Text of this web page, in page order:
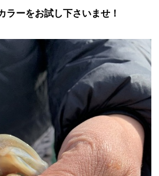
ラーをお試し下さいませ！